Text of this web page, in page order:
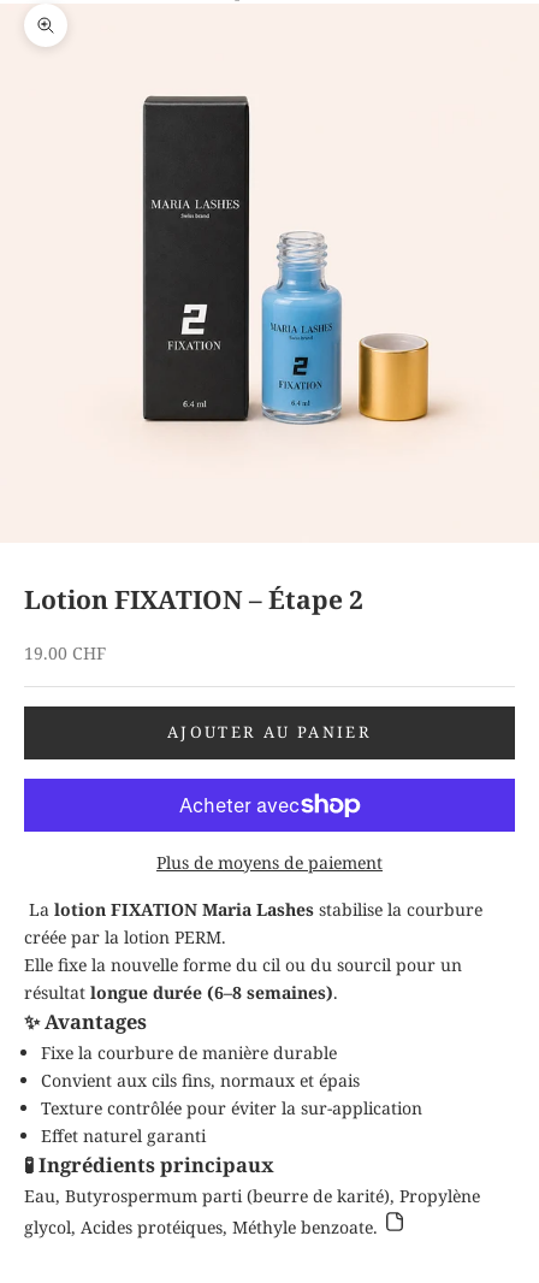
Zoomer sur l'image
Lotion FIXATION – Étape 2
Prix de vente
19.00 CHF
AJOUTER AU PANIER
Plus de moyens de paiement
La lotion FIXATION Maria Lashes stabilise la courbure
créée par la lotion PERM.
Elle fixe la nouvelle forme du cil ou du sourcil pour un
résultat longue durée (6–8 semaines).
✨ Avantages
Fixe la courbure de manière durable
Convient aux cils fins, normaux et épais
Texture contrôlée pour éviter la sur-application
Effet naturel garanti
🧪 Ingrédients principaux
Eau, Butyrospermum parti (beurre de karité), Propylène
glycol, Acides protéiques, Méthyle benzoate.